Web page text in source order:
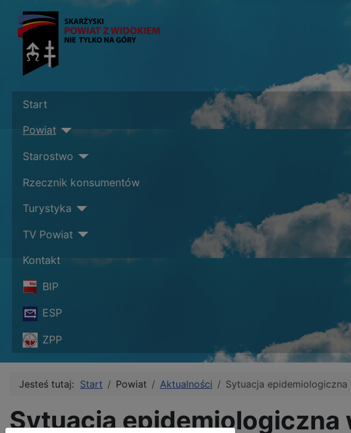
Start
Powiat
Starostwo
Rzecznik konsumentów
Turystyka
TV Powiat
Kontakt
BIP
ESP
ZPP
Jesteś tutaj: Start Powiat Aktualności Sytuacja
Sytuacja